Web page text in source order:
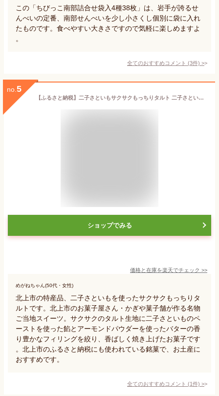
この「ちびっこ南部詰合せ袋入4種38枚」は、岩手が誇るせ
んべいの定番、南部せんべいを少し小さくし個別に袋に入れ
たものです。食べやすい大きさですので気軽に楽しめますよ
。
全てのおすすめコメント (3件) >
no. 5
【ふるさと納税】二子さといもサクサクもっちりタルト 二子さといも 里芋 タルト 岩手県 北上市 特産品 B0407 お菓子 洋菓子 お茶菓子 ギフト プレゼント 贈答にも！ クリスマス お歳暮 お土産 ご当地 グルメ 障がい者支援 かぎや菓子舗
ショップでみる
価格と在庫を楽天でチェック >>
めがねちゃん(50代・女性)
北上市の特産品、二子さといもを使ったサクサクもっちりタ
ルトです。北上市のお菓子屋さん・かぎや菓子舗が作る名物
ご当地スイーツ。サクサクのタルト生地に二子さといものペ
ーストを使った餡とアーモンドパウダーを使ったバターの香
り豊かなフィリングを絞り、香ばしく焼き上げたお菓子です
。北上市のふるさと納税にも使われている銘菓で、お土産に
おすすめです。
全てのおすすめコメント (1件) >